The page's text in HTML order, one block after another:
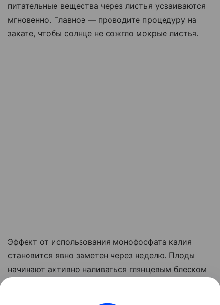
питательные вещества через листья усваиваются
мгновенно. Главное — проводите процедуру на
закате, чтобы солнце не сожгло мокрые листья.
Эффект от использования монофосфата калия
становится явно заметен через неделю. Плоды
начинают активно наливаться глянцевым блеском